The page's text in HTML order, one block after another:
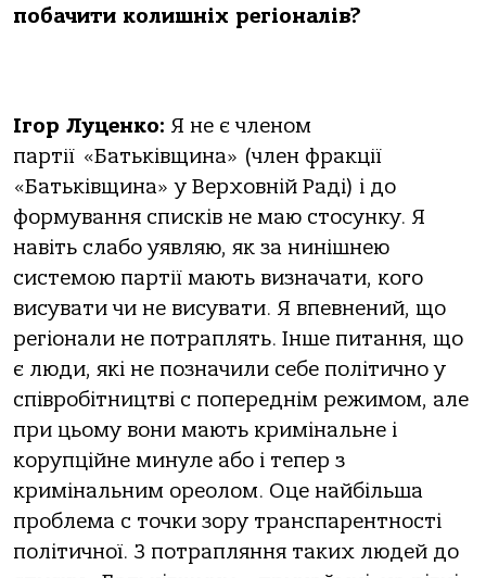
побачити колишніх регіоналів?
Ігор Луценко: Я не є членом
партії «Батьківщина» (член фракції
«Батьківщина» у Верховній Раді) і до
формування списків не маю стосунку. Я
навіть слабо уявляю, як за нинішнею
системою партії мають визначати, кого
висувати чи не висувати. Я впевнений, що
регіонали не потраплять. Інше питання, що
є люди, які не позначили себе політично у
співробітництві с попереднім режимом, але
при цьому вони мають кримінальне і
корупційне минуле або і тепер з
кримінальним ореолом. Оце найбільша
проблема с точки зору транспарентності
політичної. З потрапляння таких людей до